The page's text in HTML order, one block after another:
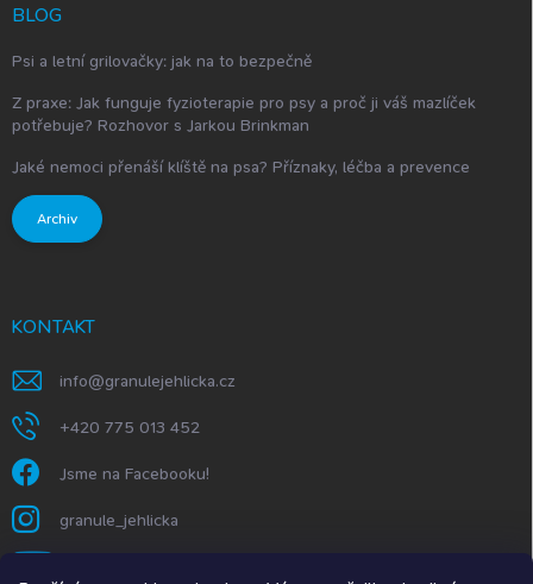
BLOG
Psi a letní grilovačky: jak na to bezpečně
Z praxe: Jak funguje fyzioterapie pro psy a proč ji váš mazlíček
potřebuje? Rozhovor s Jarkou Brinkman
Jaké nemoci přenáší klíště na psa? Příznaky, léčba a prevence
Archiv
KONTAKT
info@granulejehlicka.cz
+420 775 013 452
Jsme na Facebooku!
granule_jehlicka